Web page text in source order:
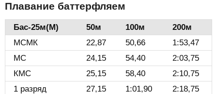
Плавание баттерфляем
Бас-25м(М)️ 50м 100м
200м
МСМК
22,87 50,66
1:53,47
МС
24,15 54,40
2:03,75
КМС
25,15 58,40
2:10,75
1 разряд
27,15 1:01,90
2:18,75